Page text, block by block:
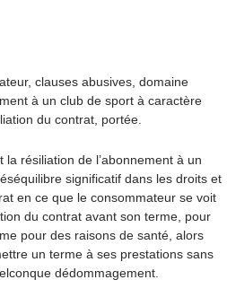
clauses abusives, domaine
à un club de sport à caractère
du contrat, portée.
la résiliation de l’abonnement à un
significatif dans les droits et
en ce que le consommateur se voit
du contrat avant son terme, pour
pour des raisons de santé, alors
un terme à ses prestations sans
dédommagement.